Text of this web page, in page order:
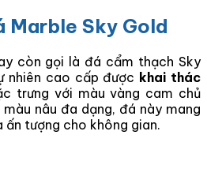
Marble Sky Gold
còn gọi là đá cẩm thạch Sky
nhiên cao cấp được khai thác
trưng với màu vàng cam chủ
nâu đa dạng, đá này mang
tượng cho không gian.